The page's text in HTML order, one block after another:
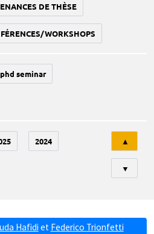
DE THÈSE
WORKSHOPS
phd seminar
2024 ▲
▼
Hafidi et Federico Trionfetti